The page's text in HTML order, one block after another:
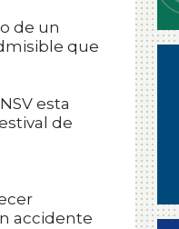
de un
que
esta
de
accidente